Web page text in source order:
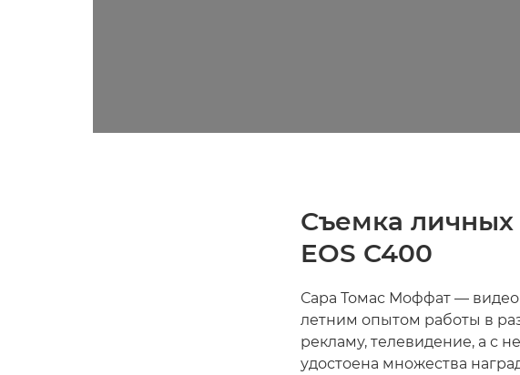
Съемка личных
EOS C400
Сара Томас Моффат —
летним опытом работы в
рекламу, телевидение, а с
удостоена множества